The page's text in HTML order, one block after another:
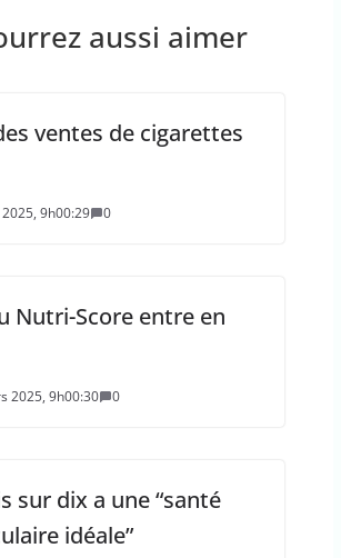
aussi aimer
ventes de cigarettes
9h00:29 0
Nutri-Score entre en
2025, 9h00:30 0
sur dix a une “santé
idéale”